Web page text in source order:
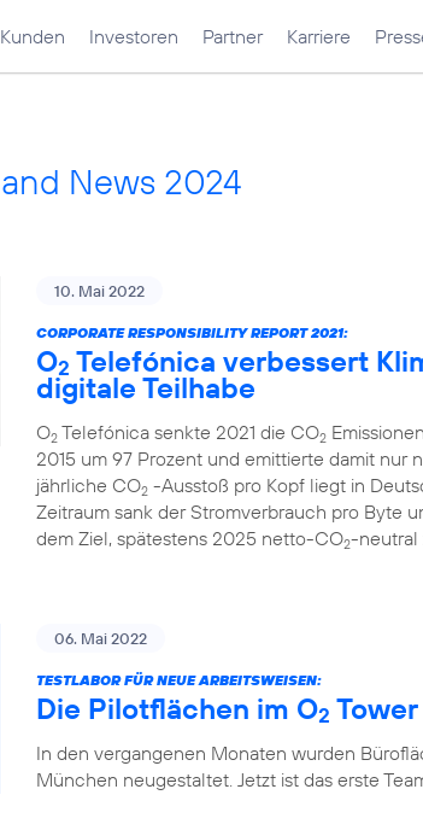
Kunden Investoren Partner Karriere
News 2024
10. Mai 2022
CORPORATE RESPONSIBILITY REPORT 2021:
O2 Telefónica verbessert
digitale Teilhabe
O2 Telefónica senkte 2021 die CO2
2015 um 97 Prozent und emittierte damit nur
jährliche CO2 -Ausstoß pro Kopf liegt in
Zeitraum sank der Stromverbrauch pro Byte
dem Ziel, spätestens 2025 netto-CO2-neutral
06. Mai 2022
TESTLABOR FÜR NEUE ARBEITSWEISEN:
Die Pilotflächen im O2
In den vergangenen Monaten wurden
München neugestaltet. Jetzt ist das erste